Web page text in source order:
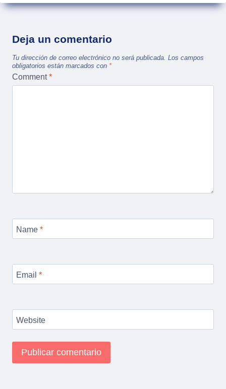
Deja un comentario
Tu dirección de correo electrónico no será publicada. Los campos
obligatorios están marcados con *
Comment*
Name *
Email *
Website